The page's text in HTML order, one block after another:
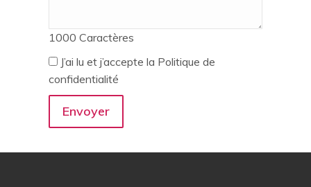
1000 Caractères
J’ai lu et j’accepte la Politique de
confidentialité